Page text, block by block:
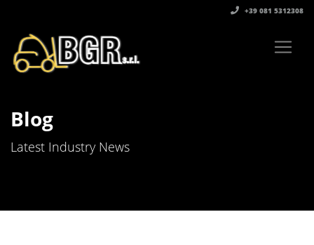
+39 081 5312308‬
Blog
Latest Industry News